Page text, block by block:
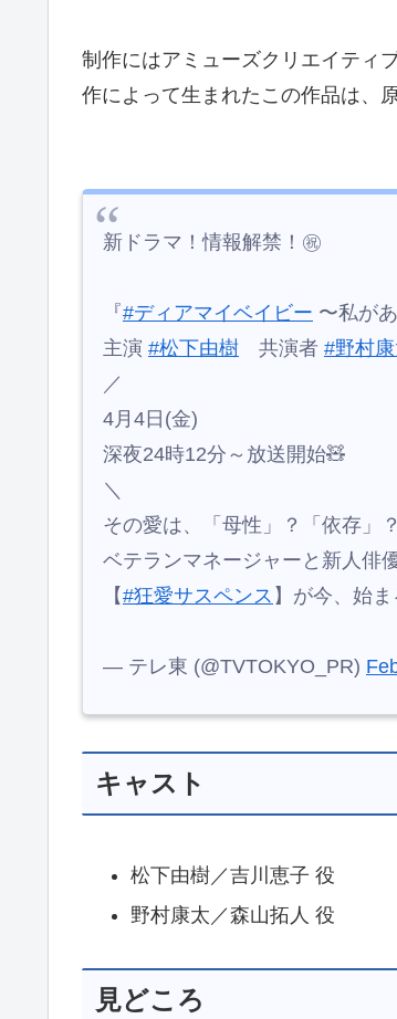
制作にはアミューズクリエイティ
作によって生まれたこの作品は、
新ドラマ！情報解禁！㊗️
主演#松下由樹共演者#野村
／
4月4日(金)
深夜24時12分～放送開始🧸
＼
その愛は、「母性」？「依存」
ベテランマネージャーと新人俳
【#狂愛サスペンス】が今、始
キャスト
野村康太／森山拓人 役
見どころ